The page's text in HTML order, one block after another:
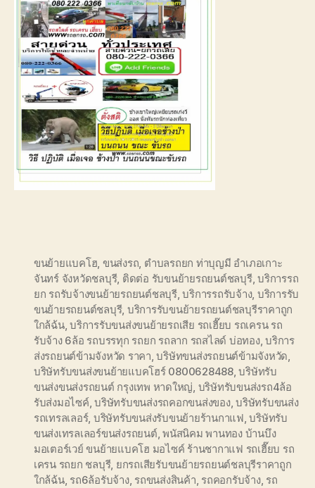
ขนย้ายแบคโฮ, ขนส่งรถ, ตำบลรถยก ท่าบุญมี อำเภอเกาะ
จันทร์ จังหวัดชลบุรี, ติดต่อ รับขนย้ายรถยนต์ชลบุรี,บริการรถ
ยก รถรับจ้างขนย้ายรถยนต์ชลบุรี,บริการรถรับจ้าง, บริการรับ
ขนย้ายรถยนต์ชลบุรี, บริการรับขนย้ายรถยนต์ชลบุรีราคาถูก
ใกล้ฉ้น,บริการรับขนส่งขนย้ายรถเสีย รถเฮี๊ยบ รถเครน รถ
รับจ้าง 6ล้อ รถบรรทุก รถยก รถลาก รถสไลด์ บ่อทอง,บริการ
ส่งรถยนต์ข้ามจังหวัด ราคา,บริษัทขนส่งรถยนต์ข้ามจังหวัด,
บริษัทรับขนส่งขนย้ายแบคโฮร์ 0800628488,บริษัทรับ
ขนส่งขนส่งรถยนต์ กรุงเทพ หาดใหญ่, บริษัทรับขนส่งรถ4ล้อ
รับส่งมอไซค์,บริษัทรับขนส่งรถคอกขนส่งของ,บริษัทรับขนส่ง
รถเทรลเลอร์, บริษัทรับขนส่งรับขนย้ายร้านกาแฟ,บริษัทรับ
ขนส่งเทรลเลอร์ขนส่งรถยนต์,พนัสนิคม พานทอง บ้านบึง
มอเตอร์เวย์ ขนย้ายแบคโฮ มอไซค์ ร้านชากาแฟ รถเฮี๊ยบ รถ
เครน รถยก ชลบุรี, ยกรถเสียรับขนย้ายรถยนต์ชลบุรีราคาถูก
ใกล้ฉ้น, รถ6ล้อรับจ้าง, รถขนส่งสินค้า, รถคอกรับจ้าง, รถ